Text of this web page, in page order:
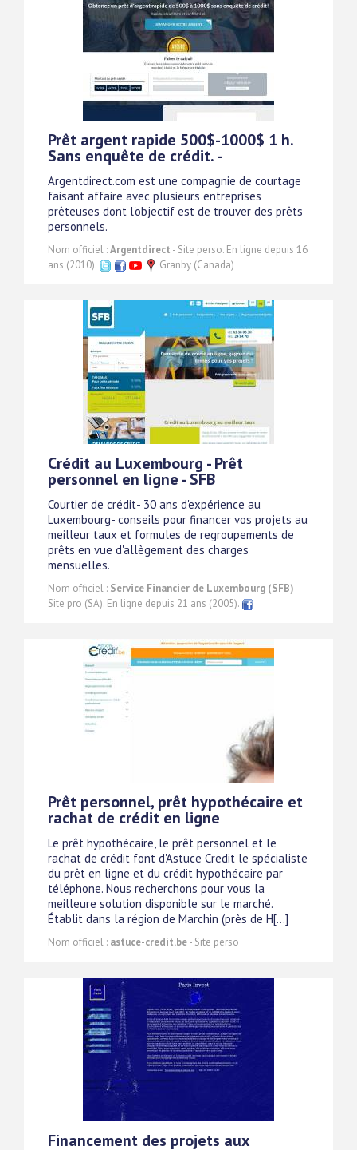
Prêt argent rapide 500$-1000$ 1 h.
Sans enquête de crédit. -
Argentdirect.com est une compagnie de courtage
faisant affaire avec plusieurs entreprises
prêteuses dont l'objectif est de trouver des prêts
personnels.
Nom officiel :Argentdirect - Site perso. En ligne depuis 16
ans (2010).
Granby (Canada)
Crédit au Luxembourg - Prêt
personnel en ligne - SFB
Courtier de crédit- 30 ans d'expérience au
Luxembourg- conseils pour financer vos projets au
meilleur taux et formules de regroupements de
prêts en vue d'allègement des charges
mensuelles.
Nom officiel : Service Financier de Luxembourg (SFB) -
Site pro (SA). En ligne depuis 21 ans (2005).
Prêt personnel, prêt hypothécaire et
rachat de crédit en ligne
Le prêt hypothécaire, le prêt personnel et le
rachat de crédit font d'Astuce Credit le spécialiste
du prêt en ligne et du crédit hypothécaire par
téléphone. Nous recherchons pour vous la
meilleure solution disponible sur le marché.
Établit dans la région de Marchin (près de H[...]
Nom officiel : astuce-credit.be- Site perso
Financement des projets aux